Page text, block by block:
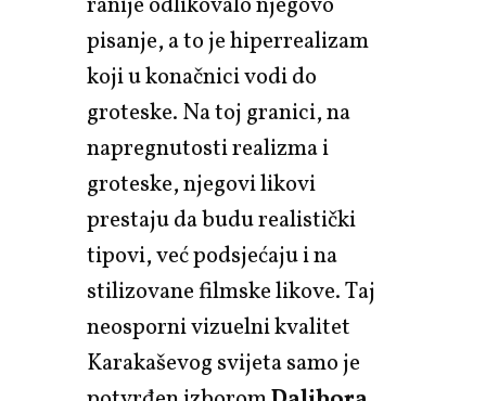
pisanje, a to je hiperrealizam
koji u konačnici vodi do
groteske. Na toj granici, na
napregnutosti realizma i
groteske, njegovi likovi
prestaju da budu realistički
tipovi, već podsjećaju i na
stilizovane filmske likove. Taj
neosporni vizuelni kvalitet
Karakaševog svijeta samo je